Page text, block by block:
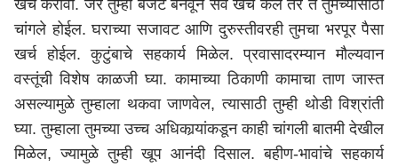
खर्च करावा. जर तुम्ही बजेट बनवून सर्व खर्च केले तर ते तुमच्यासाठी
चांगले होईल. घराच्या सजावट आणि दुरुस्तीवरही तुमचा भरपूर पैसा
खर्च होईल. कुटुंबाचे सहकार्य मिळेल. प्रवासादरम्यान मौल्यवान
वस्तूंची विशेष काळजी घ्या. कामाच्या ठिकाणी कामाचा ताण जास्त
असल्यामुळे तुम्हाला थकवा जाणवेल, त्यासाठी तुम्ही थोडी विश्रांती
घ्या. तुम्हाला तुमच्या उच्च अधिकार्‍यांकडून काही चांगली बातमी देखील
मिळेल, ज्यामुळे तुम्ही खूप आनंदी दिसाल. बहीण-भावांचे सहकार्य